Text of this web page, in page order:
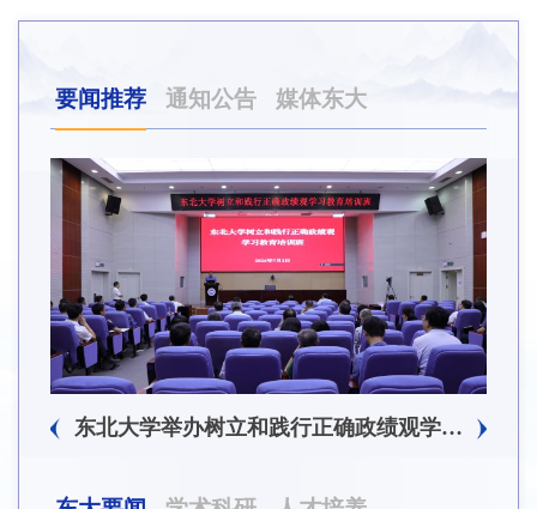
要闻推荐 通知公告 媒体东大
东北大学举办树立和践行正确政绩观学习教育培训班